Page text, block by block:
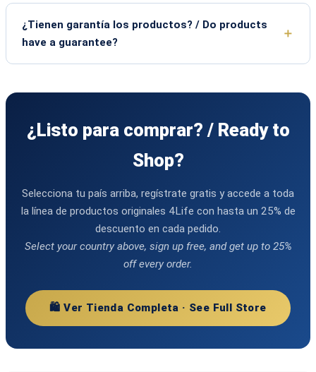
¿Tienen garantía los productos? / Do products
have a guarantee?
¿Listo para comprar? / Ready to
Shop?
Selecciona tu país arriba, regístrate gratis y accede a toda
la línea de productos originales 4Life con hasta un 25% de
descuento en cada pedido.
Select your country above, sign up free, and get up to 25%
off every order.
🛍️ Ver Tienda Completa · See Full Store